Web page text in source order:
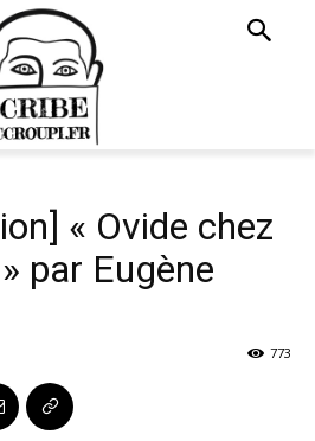
« Ovide chez
par Eugène
773